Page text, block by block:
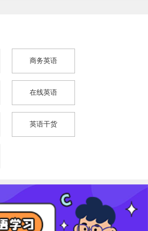
商务英语
在线英语
英语干货